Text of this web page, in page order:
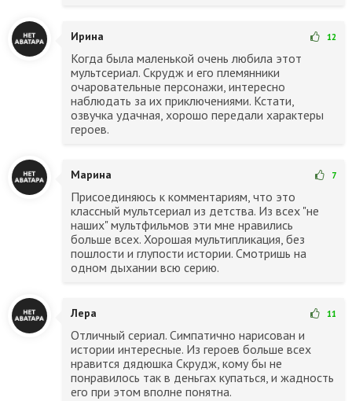
Ирина 12
Когда была маленькой очень любила этот
мультсериал. Скрудж и его племянники
очаровательные персонажи, интересно
наблюдать за их приключениями. Кстати,
озвучка удачная, хорошо передали характеры
героев.
Марина 7
Присоединяюсь к комментариям, что это
классный мультсериал из детства. Из всех "не
наших" мультфильмов эти мне нравились
больше всех. Хорошая мультипликация, без
пошлости и глупости истории. Смотришь на
одном дыхании всю серию.
Лера 11
Отличный сериал. Симпатично нарисован и
истории интересные. Из героев больше всех
нравится дядюшка Скрудж, кому бы не
понравилось так в деньгах купаться, и жадность
его при этом вполне понятна.